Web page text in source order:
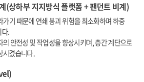
(상하부 지지방식 플랫폼 + 팬던트 비계)
기 때문에 연쇄 붕괴 위험을 최소화하며 하중
.
안전성 및 작업성을 향상시키며, 층간 계단으로
시켰습니다.